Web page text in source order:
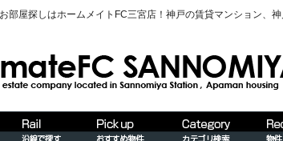
部屋探しはホームメイトFC三宮店！神戸の賃貸マンション、